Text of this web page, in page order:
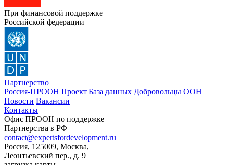
При финансовой поддержке
Российской федерации
Партнерство
Россия-ПРООН Проект База данных Добровольцы ООН
Новости Вакансии
Контакты
Офис ПРООН по поддержке
Партнерства в РФ
contact@expertsfordevelopment.ru
Россия, 125009, Москва,
Леонтьевский пер., д. 9